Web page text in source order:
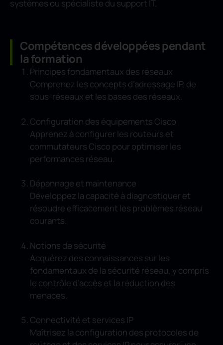
systèmes ou spécialiste du support IT.
Compétences développées pendant
la formation
Principes fondamentaux des réseaux
Comprenez les concepts d’adressage IP, de
sous-réseaux et les bases des réseaux.
Configuration des équipements Cisco
Apprenez à configurer les routeurs et
commutateurs Cisco pour optimiser les
performances réseau.
Dépannage et maintenance
Développez la capacité à diagnostiquer et
résoudre efficacement les problèmes réseau
courants.
Notions de sécurité
Acquérez des connaissances sur les
fondamentaux de la sécurité réseau, y compris
le contrôle d’accès et la réduction des
menaces.
Connectivité et services IP
Maîtrisez la configuration des protocoles de